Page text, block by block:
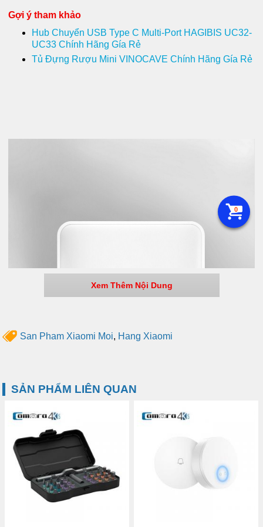
Gợi ý tham khảo
Hub Chuyển USB Type C Multi-Port HAGIBIS UC32-
UC33 Chính Hãng Gía Rẻ
Tủ Đựng Rượu Mini VINOCAVE Chính Hãng Gía Rẻ
Thông số chi tiết:
Xem Thêm Nội Dung
San Pham Xiaomi Moi, Hang Xiaomi
SẢN PHẨM LIÊN QUAN
0